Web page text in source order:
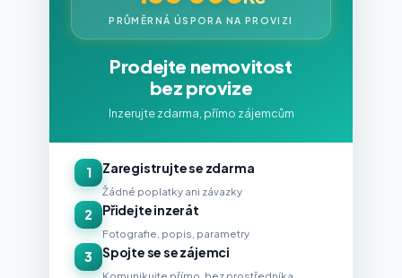
PRŮMĚRNÁ ÚSPORA NA PROVIZI
Prodejte nemovitost
bez provize
Inzerujte zdarma, přímo zájemcům
1 Zaregistrujte se zdarma
Žádné poplatky ani závazky
2 Přidejte inzerát
Fotografie, popis, parametry
3 Spojte se se zájemci